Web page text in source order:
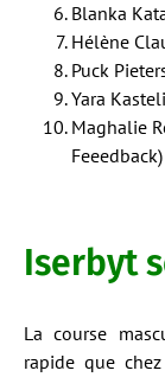
Blanka
Hélène
Puck
Yara
Maghalie
Iserbyt
La course
rapide que